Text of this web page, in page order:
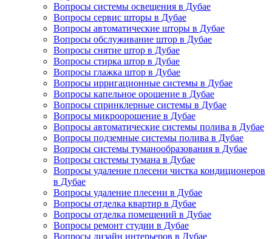
Вопросы системы освещения в Дубае
Вопросы сервис шторы в Дубае
Вопросы автоматические шторы в Дубае
Вопросы обслуживание штор в Дубае
Вопросы снятие штор в Дубае
Вопросы стирка штор в Дубае
Вопросы глажка штор в Дубае
Вопросы ирригационные системы в Дубае
Вопросы капельное орошение в Дубае
Вопросы спринклерные системы в Дубае
Вопросы микроорошение в Дубае
Вопросы автоматические системы полива в Дубае
Вопросы подземные системы полива в Дубае
Вопросы системы туманообразования в Дубае
Вопросы системы тумана в Дубае
Вопросы удаление плесени чистка кондиционеров
в Дубае
Вопросы удаление плесени в Дубае
Вопросы отделка квартир в Дубае
Вопросы отделка помещений в Дубае
Вопросы ремонт студии в Дубае
Вопросы дизайн интерьеров в Дубае